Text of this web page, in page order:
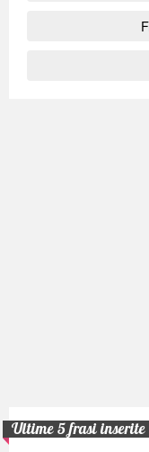
Ultime 5 frasi inserite